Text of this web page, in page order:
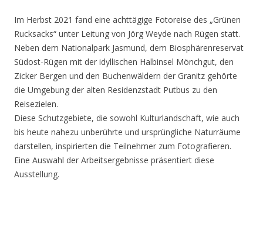
Im Herbst 2021 fand eine achttägige Fotoreise des „Grünen
Rucksacks“ unter Leitung von Jörg Weyde nach Rügen statt.
Neben dem Nationalpark Jasmund, dem Biosphärenreservat
Südost-Rügen mit der idyllischen Halbinsel Mönchgut, den
Zicker Bergen und den Buchenwäldern der Granitz gehörte
die Umgebung der alten Residenzstadt Putbus zu den
Reisezielen.
Diese Schutzgebiete, die sowohl Kulturlandschaft, wie auch
bis heute nahezu unberührte und ursprüngliche Naturräume
darstellen, inspirierten die Teilnehmer zum Fotografieren.
Eine Auswahl der Arbeitsergebnisse präsentiert diese
Ausstellung.